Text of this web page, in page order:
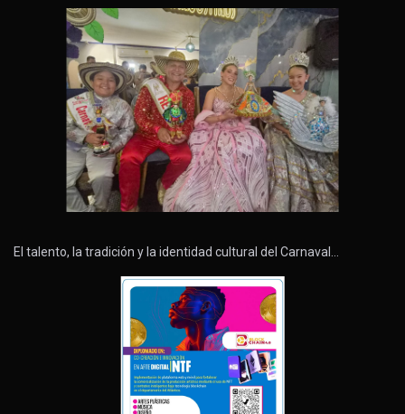
El talento, la tradición y la identidad cultural del Carnaval…